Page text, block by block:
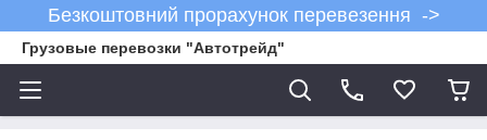
Безкоштовний прорахунок перевезення ->
Грузовые перевозки "Автотрейд"